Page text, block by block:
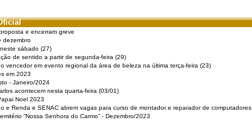
e encerram greve
dezembro
sábado (27)
de sentido a partir de segunda-feira (29)
vencedor em evento regional da área de beleza na última terça-feira (23)
em 2023
- Janeiro/2024
acontecem nesta quarta-feira (03/01)
Noel 2023
e Renda e SENAC abrem vagas para curso de montador e reparador de computadores
“Nossa Senhora do Carmo” - Dezembro/2023